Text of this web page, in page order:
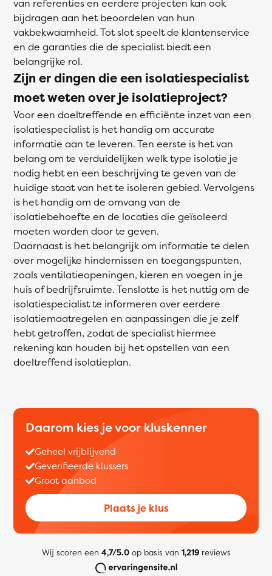
van referenties en eerdere projecten kan ook
bijdragen aan het beoordelen van hun
vakbekwaamheid. Tot slot speelt de klantenservice
en de garanties die de specialist biedt een
belangrijke rol.
Zijn er dingen die een isolatiespecialist
moet weten over je isolatieproject?
Voor een doeltreffende en efficiënte inzet van een
isolatiespecialist is het handig om accurate
informatie aan te leveren. Ten eerste is het van
belang om te verduidelijken welk type isolatie je
nodig hebt en een beschrijving te geven van de
huidige staat van het te isoleren gebied. Vervolgens
is het handig om de omvang van de
isolatiebehoefte en de locaties die geïsoleerd
moeten worden door te geven.
Daarnaast is het belangrijk om informatie te delen
over mogelijke hindernissen en toegangspunten,
zoals ventilatieopeningen, kieren en voegen in je
huis of bedrijfsruimte. Tenslotte is het nuttig om de
isolatiespecialist te informeren over eerdere
isolatiemaatregelen en aanpassingen die je zelf
hebt getroffen, zodat de specialist hiermee
rekening kan houden bij het opstellen van een
doeltreffend isolatieplan.
Daarom kies je voor kluskenner
Geheel vrijblijvend
Geverifieerde klussers
Groot aanbod
Plaats je klus
Wij scoren een 4,7/5.0op basis van 1,219reviews